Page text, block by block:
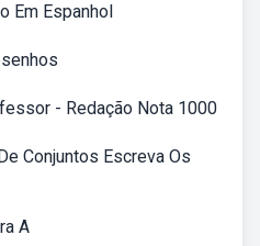
Em Espanhol
- Redação Nota 1000
Conjuntos Escreva Os
A